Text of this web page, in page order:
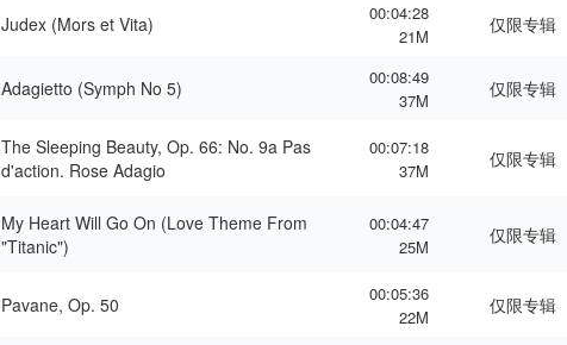
Judex (Mors et Vita)
00:04:28
21M
仅限专辑
Adagietto (Symph No 5)
00:08:49
37M
仅限专辑
The Sleeping Beauty, Op. 66: No. 9a Pas
d'action. Rose Adagio
00:07:18
37M
仅限专辑
My Heart Will Go On (Love Theme From
"Titanic")
00:04:47
25M
仅限专辑
Pavane, Op. 50
00:05:36
22M
仅限专辑